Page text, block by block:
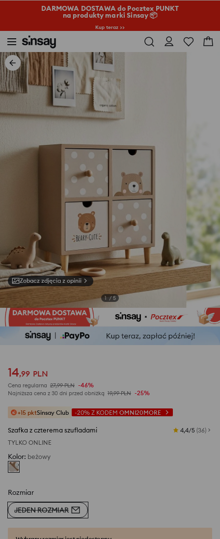
DARMOWA DOSTAWA do Pocztex PUNKT
na produkty marki Sinsay 📦
Kup teraz >>
Zobacz zdjęcia z opinii
1 /5
14,99 PLN
Cena regularna 27,99 PLN -46%
Najniższa cena z 30 dni przed obniżką 19,99 PLN -25%
+15 pktSinsay Club -20% Z KODEM OMNI20MORE
Szafka z czterema szufladami 4,4/5 (36)
TYLKO ONLINE
Kolor: beżowy
Rozmiar
JEDEN ROZMIAR